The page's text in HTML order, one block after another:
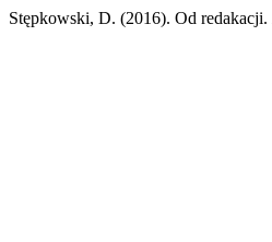
Stępkowski, D. (2016). Od redakacji.